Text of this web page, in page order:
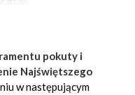
pokuty i
Najświętszego
w następującym